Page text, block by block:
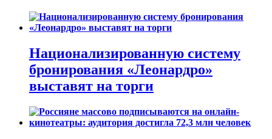
Национализированную систему
бронирования «Леонардро»
выставят на торги